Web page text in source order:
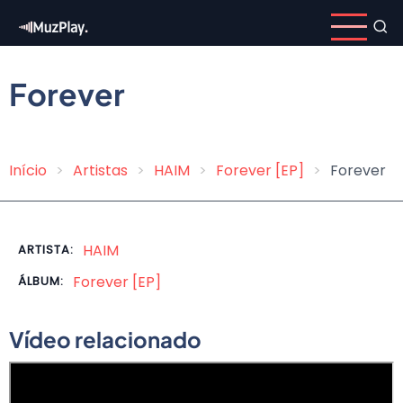
para
conteúdo
principal
Forever
Trilha
navegação
Início Artistas HAIM Forever [EP] Forever
ARTISTA: HAIM
ÁLBUM: Forever [EP]
Vídeo relacionado